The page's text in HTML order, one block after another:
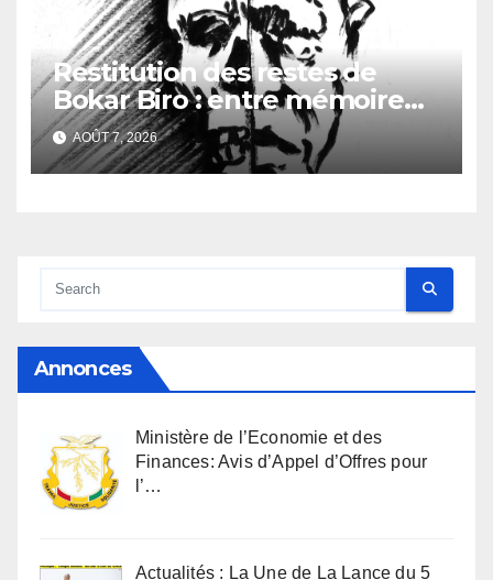
Restitution des restes de
Bokar Biro : entre mémoire
familiale et regard
anthropologique
AOÛT 7, 2026
Annonces
Ministère de l’Economie et des
Finances: Avis d’Appel d’Offres pour
l’…
Actualités : La Une de La Lance du 5